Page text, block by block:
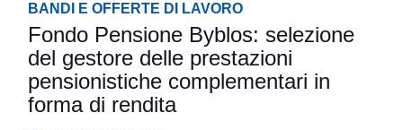
BANDI E OFFERTE DI LAVORO
Fondo Pensione Byblos: selezione
del gestore delle prestazioni
pensionistiche complementari in
forma di rendita